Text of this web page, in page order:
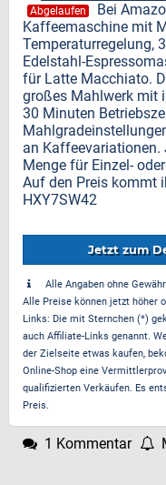
Abgelaufen
Bei
Kaffeemaschine mit
Temperaturregelung,
Edelstahl-
für Latte Macchiato.
großes Mahlwerk mit
30 Minuten
an Kaffeevariationen.
Menge für Einzel-
Auf den Preis kommt
HXY7SW42
Jetzt zum
Alle Angaben ohne
Alle Preise können jetzt höher
Links: Die mit Sternchen (*)
auch Affiliate-Links genannt.
der Zielseite etwas kaufen,
Online-Shop eine
qualifizierten Verkäufen. Es
Preis.
1 Kommentar